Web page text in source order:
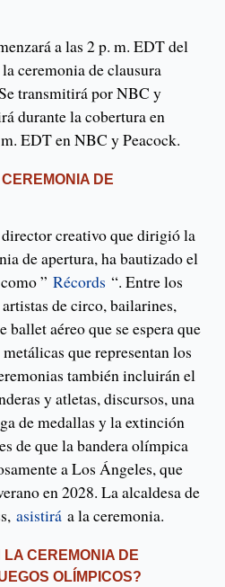
a las 2 p. m. EDT del
ceremonia de clausura
transmitirá por NBC y
durante la cobertura en
EDT en NBC y Peacock.
DE
creativo que dirigió la
de apertura, ha bautizado el
” Récords “. Entre los
de circo, bailarines,
ballet aéreo que se espera que
que representan los
también incluirán el
y atletas, discursos, una
de medallas y la extinción
de que la bandera olímpica
a Los Ángeles, que
en 2028. La alcaldesa de
asistirá a la ceremonia.
CEREMONIA DE
OLÍMPICOS?